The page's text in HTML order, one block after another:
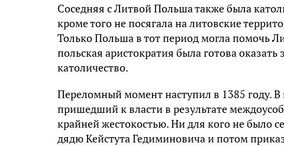
Соседняя с Литвой Польша также была
кроме того не посягала на литовские
Только Польша в тот период могла помочь
польская аристократия была готова
католичество.
Переломный момент наступил в 1385 году.
пришедший к власти в результате
крайней жестокостью. Ни для кого не было
дядю Кейстута Гедиминовича и потом